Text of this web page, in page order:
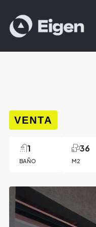
VENTA
BAÑO
1
M2
36